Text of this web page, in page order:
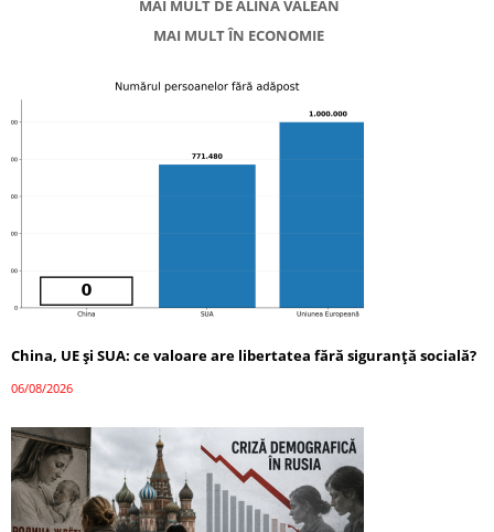
MAI MULT DE ALINA VĂLEAN
MAI MULT ÎN ECONOMIE
China, UE și SUA: ce valoare are libertatea fără siguranță socială?
06/08/2026